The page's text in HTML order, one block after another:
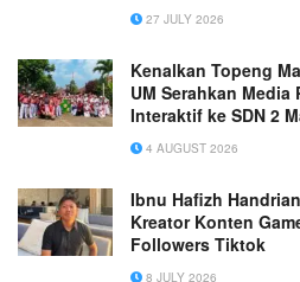
27 JULY 2026
Kenalkan Topeng
UM Serahkan Media
Interaktif ke SDN 2
4 AUGUST 2026
Ibnu Hafizh
Kreator Konten
Followers Tiktok
8 JULY 2026